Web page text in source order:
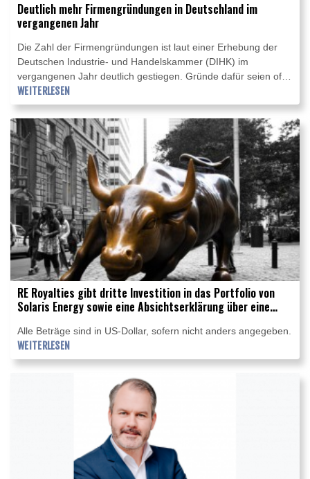
Deutlich mehr Firmengründungen in Deutschland im
vergangenen Jahr
Die Zahl der Firmengründungen ist laut einer Erhebung der
Deutschen Industrie- und Handelskammer (DIHK) im
vergangenen Jahr deutlich gestiegen. Gründe dafür seien oft
Jobverluste oder fehlende Beschäftigungsperspektiven, heißt
es nach Angaben der "Rheinischen Post" (Mittwochsausgabe)
im neuen DIHK-Report Unternehmensgründung. Die Zahl der
Firmengründungen habe 2025 gegenüber dem Vorjahr um
mehr als 20.000 auf gut 171.000 zugenommen.
WEITERLESEN
RE Royalties gibt dritte Investition in das Portfolio von
Solaris Energy sowie eine Absichtserklärung über eine
62,7 Mio. US$ bekannt
Alle Beträge sind in US-Dollar, sofern nicht anders angegeben.
WEITERLESEN